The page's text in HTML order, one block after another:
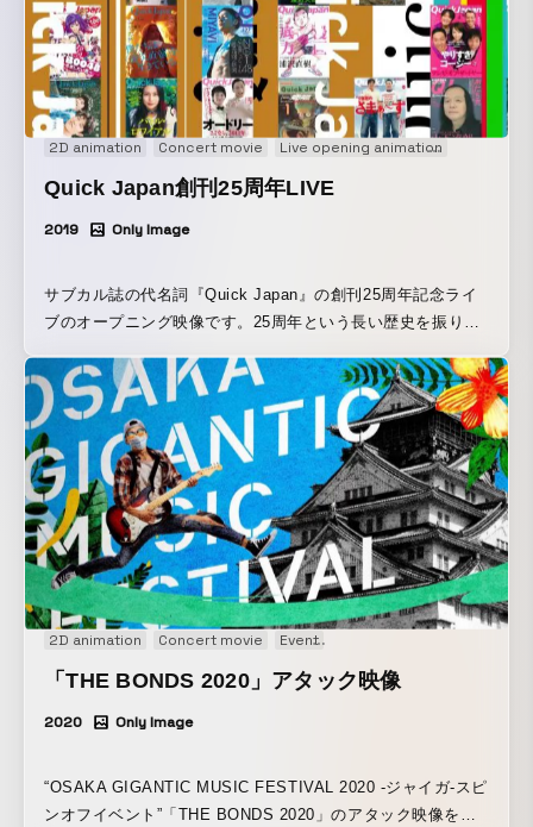
た。関係者各位に感謝致します。
2D animation Concert movie Live opening animation
Quick Japan創刊25周年LIVE
2019 Only Image
サブカル誌の代名詞『Quick Japan』の創刊25周年記念ライ
ブのオープニング映像です。25周年という長い歴史を振り返
QuickJapanらしさをタイポグラフィと歴代の表紙を組み合わ
せて追求しました。
2D animation Concert movie Event
「THE BONDS 2020」アタック映像
2020 Only Image
“OSAKA GIGANTIC MUSIC FESTIVAL 2020 -ジャイガ-スピ
ンオフイベント”「THE BONDS 2020」のアタック映像を制